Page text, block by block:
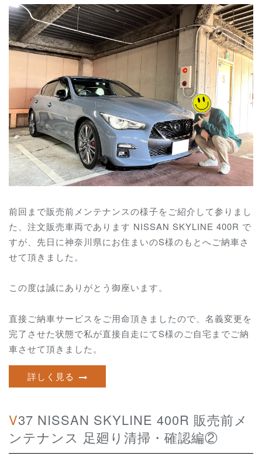
前回まで販売前メンテナンスの様子をご紹介して参りまし
た、注文販売車両であります NISSAN SKYLINE 400R で
すが、先日に神奈川県にお住まいのS様のもとへご納車さ
せて頂きました。
この度は誠にありがとう御座います。
直接ご納車サービスをご用命頂きましたので、名義変更を
完了させた状態で私が直接自走にてS様のご自宅までご納
車させて頂きました。
詳しく見る
V37 NISSAN SKYLINE 400R 販売前メ
ンテナンス 足廻り清掃・確認編②